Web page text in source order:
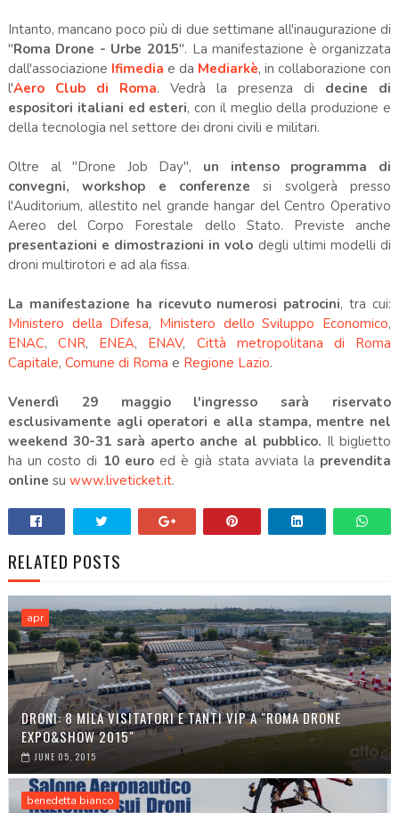
Intanto, mancano poco più di due settimane all'inaugurazione di
"Roma Drone - Urbe 2015". La manifestazione è organizzata
dall'associazione Ifimedia e da Mediarkè, in collaborazione con
l'Aero Club di Roma. Vedrà la presenza di decine di
espositori italiani ed esteri, con il meglio della produzione e
della tecnologia nel settore dei droni civili e militari.
Oltre al "Drone Job Day", un intenso programma di
convegni, workshop e conferenze si svolgerà presso
l'Auditorium, allestito nel grande hangar del Centro Operativo
Aereo del Corpo Forestale dello Stato. Previste anche
presentazioni e dimostrazioni in volo degli ultimi modelli di
droni multirotori e ad ala fissa.
La manifestazione ha ricevuto numerosi patrocini, tra cui:
Ministero della Difesa, Ministero dello Sviluppo Economico,
ENAC,CNR, ENEA, ENAV, Città metropolitana di Roma
Capitale, Comune di Roma e Regione Lazio.
Venerdì 29 maggio l'ingresso sarà riservato
esclusivamente agli operatori e alla stampa, mentre nel
weekend 30-31 sarà aperto anche al pubblico. Il biglietto
ha un costo di 10 euroed è già stata avviata la prevendita
online su www.liveticket.it.
RELATED POSTS
apr
DRONI: 8 MILA VISITATORI E TANTI VIP A "ROMA DRONE
EXPO&SHOW 2015"
JUNE 05, 2015
benedetta bianco